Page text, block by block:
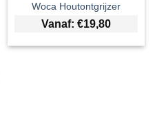
Woca Houtontgrijzer
Vanaf: €19,80